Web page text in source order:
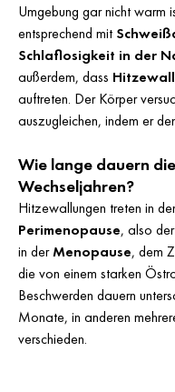
Umgebung gar nicht warm
entsprechend mit
Schlaflosigkeit in der
außerdem, dass
auftreten. Der Körper
auszugleichen, indem er
Wie lange dauern
Wechseljahren?
Hitzewallungen treten in
Perimenopause, also
in derMenopause, dem
die von einem starken
Beschwerden dauern
Monate, in anderen
verschieden.